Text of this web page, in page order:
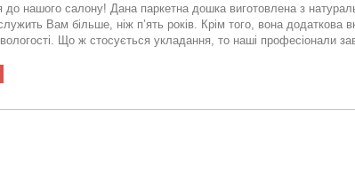
нашого салону! Дана паркетна дошка виготовлена з
Вам більше, ніж п’ять років. Крім того, вона
Що ж стосується укладання, то наші професіонали